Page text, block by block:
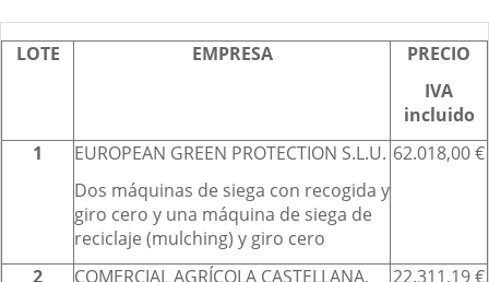
LOTE EMPRESA
PRECIO
IVA
incluido
1
EUROPEAN GREEN PROTECTION S.L.U.
Dos máquinas de siega con recogida y
giro cero y una máquina de siega de
reciclaje (mulching) y giro cero
62.018,00 €
2
COMERCIAL AGRÍCOLA CASTELLANA,
22.311,19 €